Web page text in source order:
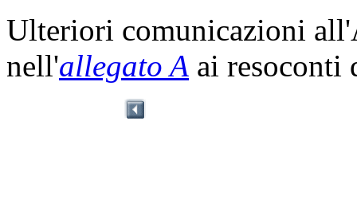
Ulteriori comunicazioni
nell'allegato A ai resoconti